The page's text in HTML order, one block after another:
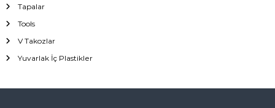
Tapalar
Tools
V Takozlar
Yuvarlak İç Plastikler